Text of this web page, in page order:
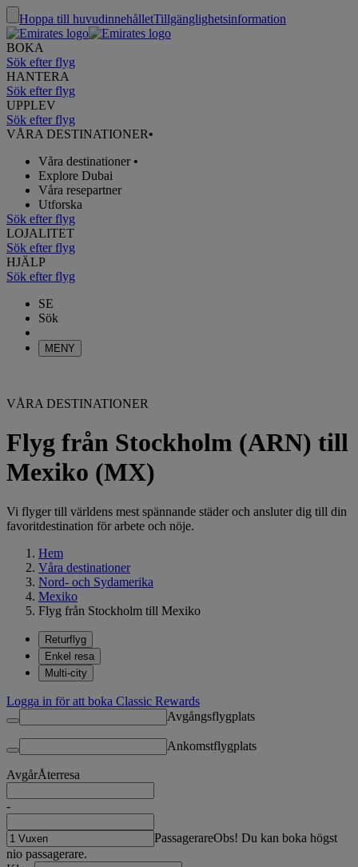
Hoppa till huvudinnehålletTillgänglighetsinformation
BOKA
Sök efter flyg
HANTERA
Sök efter flyg
UPPLEV
Sök efter flyg
VÅRA DESTINATIONER•
Våra destinationer •
Explore Dubai
Våra resepartner
Utforska
Sök efter flyg
LOJALITET
Sök efter flyg
HJÄLP
Sök efter flyg
SE
Sök
MENY
VÅRA DESTINATIONER
Flyg från Stockholm (ARN) till
Mexiko (MX)
Vi flyger till världens mest spännande städer och ansluter dig till din
favoritdestination för arbete och nöje.
Hem
Våra destinationer
Nord- och Sydamerika
Mexiko
Flyg från Stockholm till Mexiko
Returflyg
Enkel resa
Multi-city
Logga in för att boka Classic Rewards
Avgångsflygplats
Ankomstflygplats
AvgårÅterresa
-
PassagerareObs! Du kan boka högst
nio passagerare.